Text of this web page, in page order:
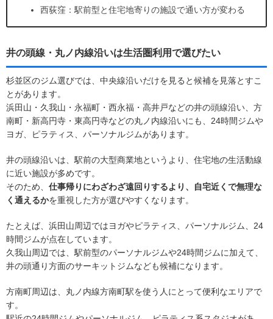
西荻窪：駅前型と住宅地寄りの施設で通い方が変わる
井の頭線・丸ノ内線沿いは生活圏利用で選びたい
杉並区のジム選びでは、中央線沿いだけを見ると候補を見落とすこ
とがあります。
浜田山・久我山・永福町・西永福・高井戸などの井の頭線沿い、方
南町・新高円寺・東高円寺などの丸ノ内線沿いにも、24時間ジムや
ヨガ、ピラティス、パーソナルジムがあります。
井の頭線沿いは、駅前の大型商業地というより、住宅地の生活動線
に近い施設が多めです。
そのため、 仕事帰りにわざわざ遠回りするより、自宅近くで無理な
く通えるかを重視した方が選びやすくなります。
たとえば、浜田山周辺ではヨガやピラティス、パーソナルジム、24
時間ジムが点在しています。
久我山周辺では、駅前型のパーソナルジムや24時間ジムに加えて、
井の頭通り方面のサーキットジムなども候補になります。
方南町周辺は、丸ノ内線方南町駅を使う人にとって便利なエリアで
す。